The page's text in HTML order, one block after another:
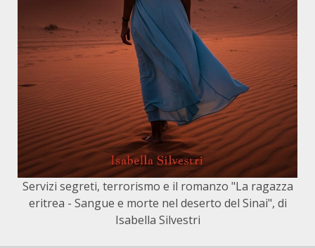
Servizi segreti, terrorismo e il romanzo "La ragazza
eritrea - Sangue e morte nel deserto del Sinai", di
Isabella Silvestri